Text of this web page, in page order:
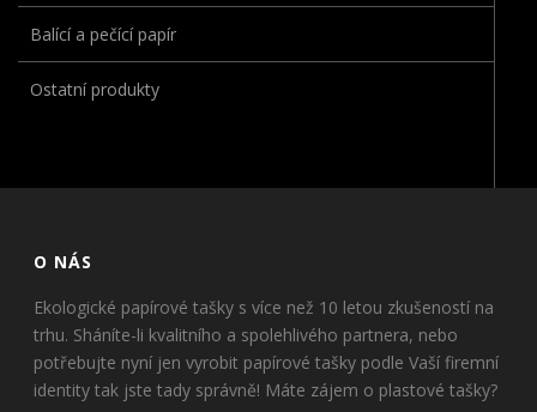
Balící a pečící papír
Ostatní produkty
O NÁS
Ekologické papírové tašky s více než 10 letou zkušeností na
trhu. Sháníte-li kvalitního a spolehlivého partnera, nebo
potřebujte nyní jen vyrobit papírové tašky podle Vaší firemní
identity tak jste tady správně! Máte zájem o plastové tašky?